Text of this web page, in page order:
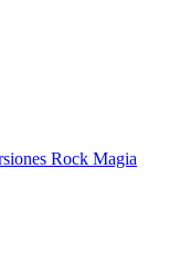
Rock Magia